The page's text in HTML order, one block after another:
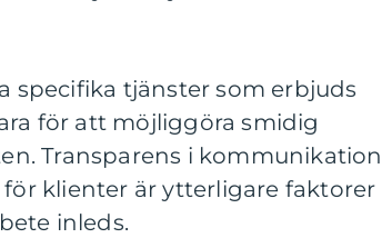
specifika tjänster som erbjuds
för att möjliggöra smidig
Transparens i kommunikation
klienter är ytterligare faktorer
inleds.